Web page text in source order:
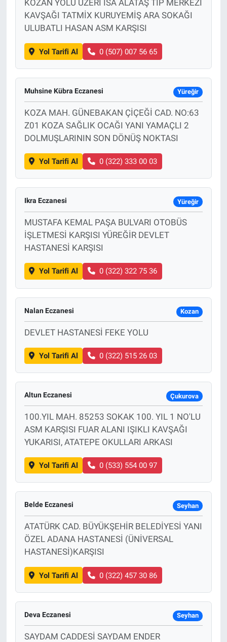
KOZAN YOLU ÜZERİ İSA ALATAŞ TIP MERKEZİ
KAVŞAĞI TATMİX KURUYEMİŞ ARA SOKAĞI
ULUBATLI HASAN ASM KARŞISI
Yol Tarifi Al 0 (507) 007 56 65
Muhsine Kübra Eczanesi Yüreğir
KOZA MAH. GÜNEBAKAN ÇİÇEĞİ CAD. NO:63
Z01 KOZA SAĞLIK OCAĞI YANI YAMAÇLI 2
DOLMUŞLARININ SON DÖNÜŞ NOKTASI
Yol Tarifi Al 0 (322) 333 00 03
Ikra Eczanesi Yüreğir
MUSTAFA KEMAL PAŞA BULVARI OTOBÜS
İŞLETMESİ KARŞISI YÜREĞİR DEVLET
HASTANESİ KARŞISI
Yol Tarifi Al 0 (322) 322 75 36
Nalan Eczanesi Kozan
DEVLET HASTANESİ FEKE YOLU
Yol Tarifi Al 0 (322) 515 26 03
Altun Eczanesi Çukurova
100.YIL MAH. 85253 SOKAK 100. YIL 1 NO'LU
ASM KARŞISI FUAR ALANI IŞIKLI KAVŞAĞI
YUKARISI, ATATEPE OKULLARI ARKASI
Yol Tarifi Al 0 (533) 554 00 97
Belde Eczanesi Seyhan
ATATÜRK CAD. BÜYÜKŞEHİR BELEDİYESİ YANI
ÖZEL ADANA HASTANESİ (ÜNİVERSAL
HASTANESİ)KARŞISI
Yol Tarifi Al 0 (322) 457 30 86
Deva Eczanesi Seyhan
SAYDAM CADDESİ SAYDAM ENDER